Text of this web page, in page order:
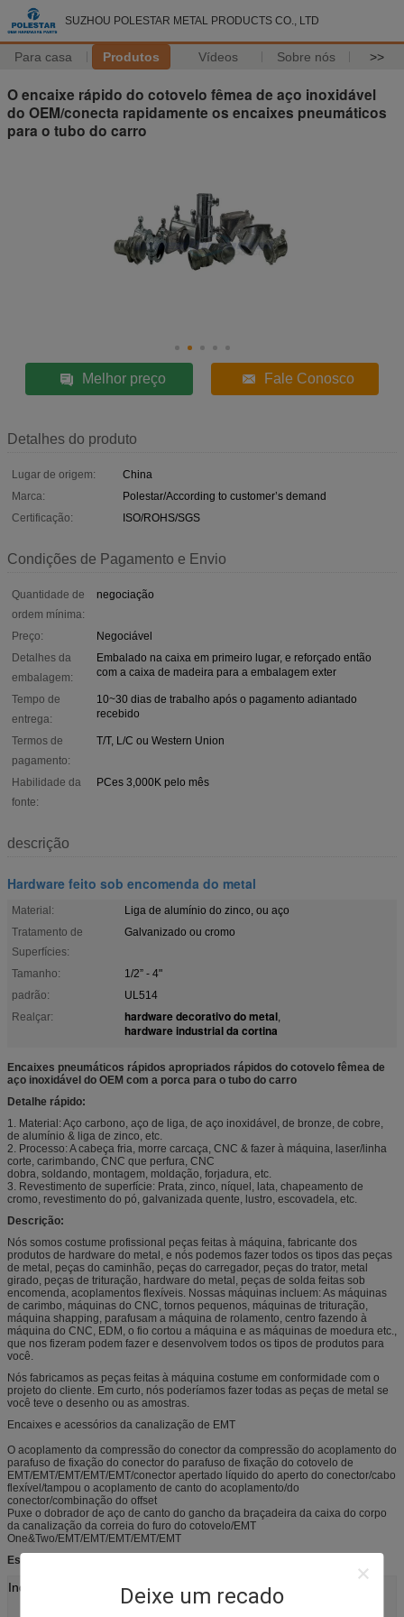
SUZHOU POLESTAR METAL PRODUCTS CO., LTD
Para casa Produtos Vídeos Sobre nós >>
Deixe um recado
O encaixe rápido do cotovelo fêmea de aço inoxidável
do OEM/conecta rapidamente os encaixes pneumáticos
para o tubo do carro
Melhor preço Fale Conosco
Detalhes do produto
Lugar de origem:
China
Marca:
Polestar/According to customer’s demand
Certificação:
ISO/ROHS/SGS
Condições de Pagamento e Envio
Quantidade de
ordem mínima:
negociação
Preço:
Negociável
Detalhes da
embalagem:
Embalado na caixa em primeiro lugar, e reforçado então
com a caixa de madeira para a embalagem exter
Tempo de
entrega:
10~30 dias de trabalho após o pagamento adiantado
recebido
Termos de
pagamento:
T/T, L/C ou Western Union
Habilidade da
fonte:
PCes 3,000K pelo mês
descrição
Hardware feito sob encomenda do metal
Material:
Liga de alumínio do zinco, ou aço
Tratamento de
Superfícies:
Galvanizado ou cromo
Tamanho:
1/2” - 4"
padrão:
UL514
Realçar:
hardware decorativo do metal,
hardware industrial da cortina
Encaixes pneumáticos rápidos apropriados rápidos do cotovelo fêmea de
aço inoxidável do OEM com a porca para o tubo do carro
Detalhe rápido:
1. Material: Aço carbono, aço de liga, de aço inoxidável, de bronze, de cobre,
de alumínio & liga de zinco, etc.
2. Processo: A cabeça fria, morre carcaça, CNC & fazer à máquina, laser/linha
corte, carimbando, CNC que perfura, CNC
dobra, soldando, montagem, moldação, forjadura, etc.
3. Revestimento de superfície: Prata, zinco, níquel, lata, chapeamento de
cromo, revestimento do pó, galvanizada quente, lustro, escovadela, etc.
Descrição:
Nós somos costume profissional peças feitas à máquina, fabricante dos
produtos de hardware do metal, e nós podemos fazer todos os tipos das peças
de metal, peças do caminhão, peças do carregador, peças do trator, metal
girado, peças de trituração, hardware do metal, peças de solda feitas sob
encomenda, acoplamentos flexíveis. Nossas máquinas incluem: As máquinas
de carimbo, máquinas do CNC, tornos pequenos, máquinas de trituração,
máquina shapping, parafusam a máquina de rolamento, centro fazendo à
máquina do CNC, EDM, o fio cortou a máquina e as máquinas de moedura etc.,
que nos fizeram podem fazer e desenvolvem todos os tipos de produtos para
você.
Nós fabricamos as peças feitas à máquina costume em conformidade com o
projeto do cliente. Em curto, nós poderíamos fazer todas as peças de metal se
você teve o desenho ou as amostras.
Encaixes e acessórios da canalização de EMT
O acoplamento da compressão do conector da compressão do acoplamento do
parafuso de fixação do conector do parafuso de fixação do cotovelo de
EMT/EMT/EMT/EMT/EMT/conector apertado líquido do aperto do conector/cabo
flexível/tampou o acoplamento de canto do acoplamento/do
conector/combinação do offset
Puxe o dobrador de aço de canto do gancho da braçadeira da caixa do corpo
da canalização da correia do furo do cotovelo/EMT
One&Two/EMT/EMT/EMT/EMT/EMT
Especificações:
Indústria:
Maquinaria, eletrônica, equipamento automático,
hardware, automóveis, computadores, produto